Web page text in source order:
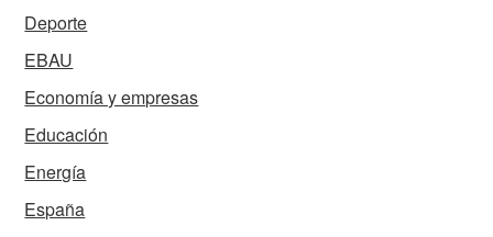
Deporte
EBAU
Economía y empresas
Educación
Energía
España